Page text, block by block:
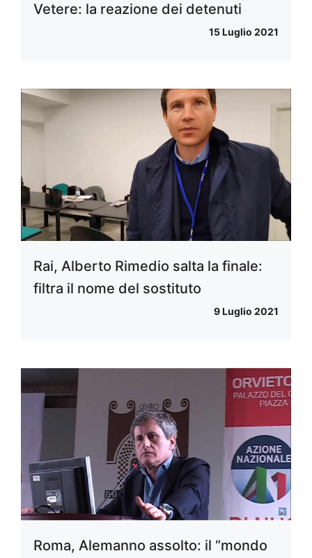
Vetere: la reazione dei detenuti
15 Luglio 2021
Rai, Alberto Rimedio salta la finale:
filtra il nome del sostituto
9 Luglio 2021
Roma, Alemanno assolto: il “mondo